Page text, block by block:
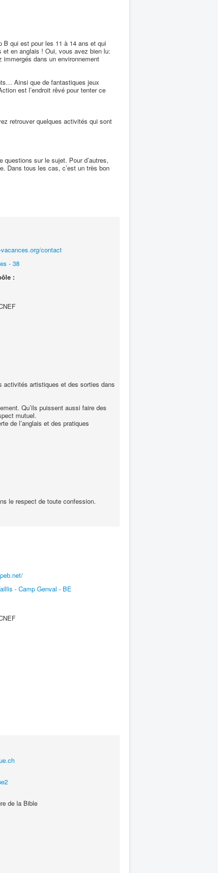
B qui est pour les 11 à 14 ans et qui
et en anglais ! Oui, vous avez bien lu:
immergés dans un environnement
Ainsi que de fantastiques jeux
est l’endroit rêvé pour tenter ce
retrouver quelques activités qui sont
questions sur le sujet. Pour d’autres,
Dans tous les cas, c’est un très bon
contact
- 38
:
activités artistiques et des sorties dans
Qu’ils puissent aussi faire des
mutuel.
de l’anglais et des pratiques
le respect de toute confession.
- Camp Genval - BE
de la Bible